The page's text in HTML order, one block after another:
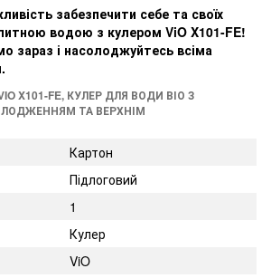
забезпечити себе та своїх
водою з кулером ViO X101-FE!
зараз і насолоджуйтесь всіма
X101-FE, КУЛЕР ДЛЯ ВОДИ ВІО З
ТА ВЕРХНІМ
Картон
Підлоговий
1
Кулер
ViO